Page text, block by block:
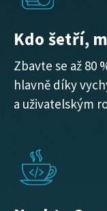
Kdo šetří,
Zbavte se až 80
hlavně díky
a uživatelským